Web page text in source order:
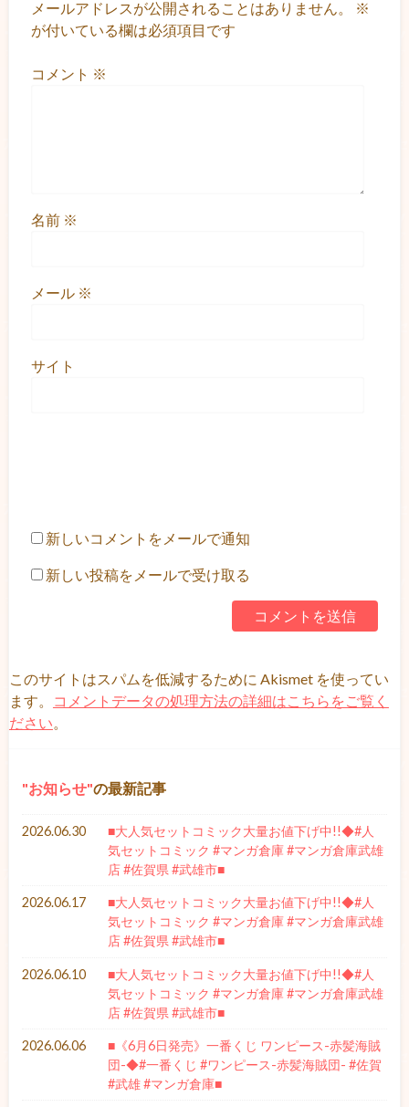
メールアドレスが公開されることはありません。
※
が付いている欄は必須項目です
コメント ※
名前 ※
メール ※
サイト
新しいコメントをメールで通知
新しい投稿をメールで受け取る
このサイトはスパムを低減するために Akismet を使ってい
ます。
コメントデータの処理方法の詳細はこちらをご覧く
ださい。
お知らせ の最新記事
2026.06.30
■大人気セットコミック大量お値下げ中!!◆#人
気セットコミック #マンガ倉庫 #マンガ倉庫武雄
店 #佐賀県 #武雄市■
2026.06.17
■大人気セットコミック大量お値下げ中!!◆#人
気セットコミック #マンガ倉庫 #マンガ倉庫武雄
店 #佐賀県 #武雄市■
2026.06.10
■大人気セットコミック大量お値下げ中!!◆#人
気セットコミック #マンガ倉庫 #マンガ倉庫武雄
店 #佐賀県 #武雄市■
2026.06.06
■《6月6日発売》一番くじ ワンピース-赤髪海賊
団-◆#一番くじ #ワンピース-赤髪海賊団- #佐賀
#武雄 #マンガ倉庫■